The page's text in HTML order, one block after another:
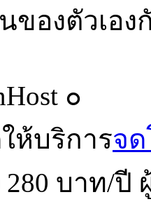
ของตัวเอ
๐
ห้บริการจ
บาท/ปี